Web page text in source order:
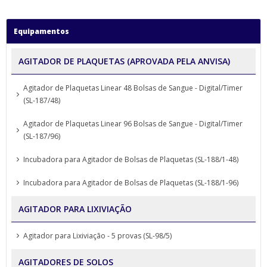
Equipamentos
AGITADOR DE PLAQUETAS (APROVADA PELA ANVISA)
Agitador de Plaquetas Linear 48 Bolsas de Sangue - Digital/Timer
(SL-187/48)
Agitador de Plaquetas Linear 96 Bolsas de Sangue - Digital/Timer
(SL-187/96)
Incubadora para Agitador de Bolsas de Plaquetas (SL-188/1-48)
Incubadora para Agitador de Bolsas de Plaquetas (SL-188/1-96)
AGITADOR PARA LIXIVIAÇÃO
Agitador para Lixiviação - 5 provas (SL-98/5)
AGITADORES DE SOLOS